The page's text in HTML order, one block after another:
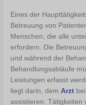
Eines der
Betreuung von
Menschen, die alle
erfordern. Die
und während der
Behandlungsabläufe
Leistungen erfasst
liegt darin, demArzt
assistieren. Tätigkeiten